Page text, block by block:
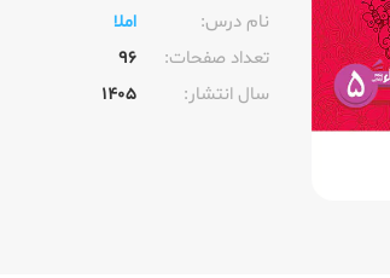
نام درس:
املا
تعداد صفحات:‌
96
سال انتشار:‌
1405